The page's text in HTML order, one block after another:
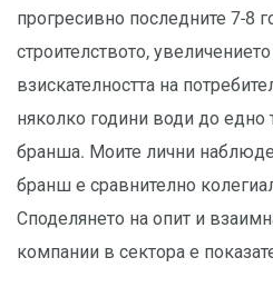
прогресивно последните 7-8
строителството,
взискателността на
няколко години води до едно
бранша. Моите лични
бранш е сравнително
Споделянето на опит и
компании в сектора е